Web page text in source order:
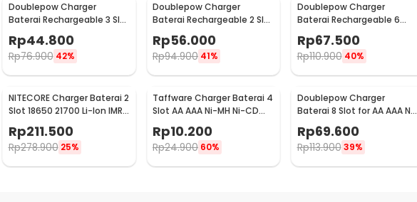
Doublepow Charger
Baterai Rechargeable 3 Slot
AA AAA with AA 3 PCS - DP-
B33
Rp44.800
Rp76.900 42%
Doublepow Charger
Baterai Rechargeable 2 Slot
9V with 9V 1 PCS - DP-B09
Rp56.000
Rp94.900 41%
Doublepow Charger
Baterai Rechargeable 6
Slot AA AAA with AA 6 PCS -
DP-B06
Rp67.500
Rp110.900 40%
NITECORE Charger Baterai 2
Slot 18650 21700 Li-Ion IMR
Rp211.500
Rp278.900 25%
Taffware Charger Baterai 4
Slot AA AAA Ni-MH Ni-CD
Rp10.200
Rp24.900 60%
Doublepow Charger
Baterai 8 Slot for AA AAA Ni-
MH NiCD LED Light - DP-K18
Rp69.600
Rp113.900 39%